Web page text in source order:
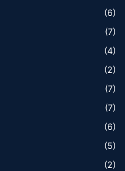
(6)
(7)
(4)
(2)
(7)
(7)
(6)
(5)
(2)